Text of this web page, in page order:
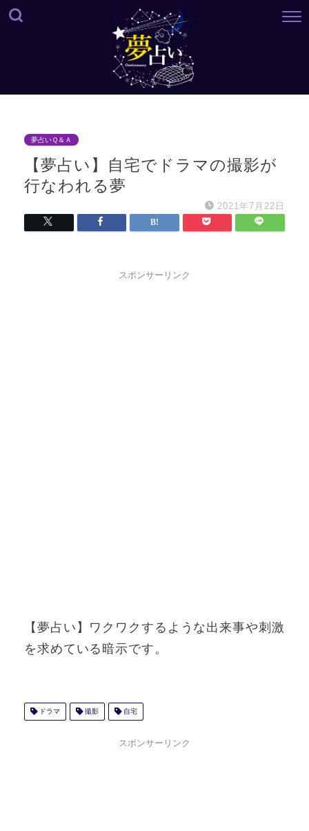
夢占いＱ＆Ａ
【夢占い】自宅でドラマの撮影が
行なわれる夢
2021年7月22日
スポンサーリンク
【夢占い】ワクワクするような出来事や刺激
を求めている暗示です。
ドラマ 撮影 自宅
スポンサーリンク